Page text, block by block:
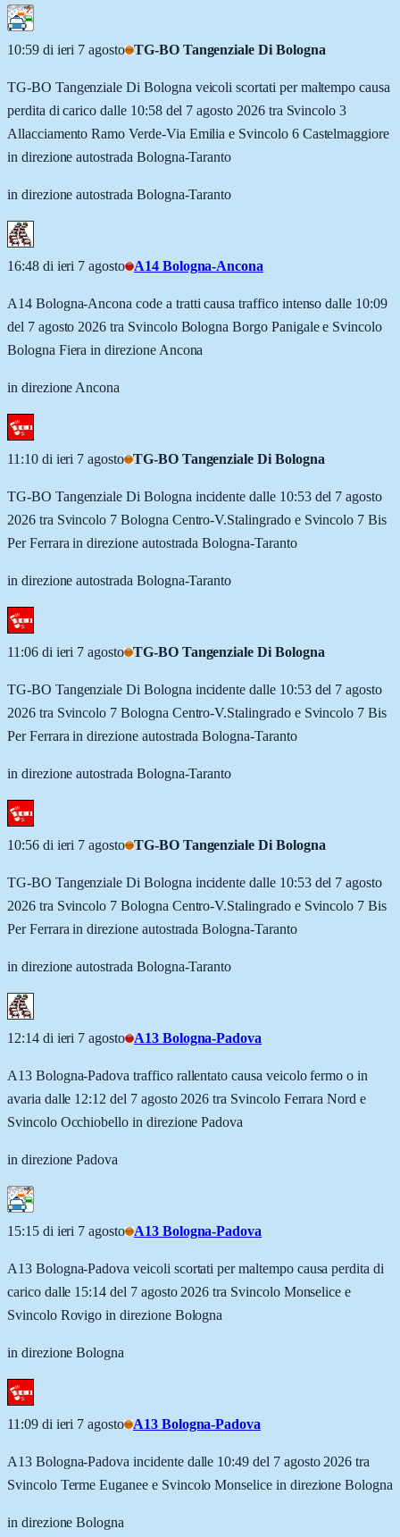
10:59 di ieri 7 agosto TG-BO Tangenziale Di Bologna
TG-BO Tangenziale Di Bologna veicoli scortati per maltempo causa
perdita di carico dalle 10:58 del 7 agosto 2026 tra Svincolo 3
Allacciamento Ramo Verde-Via Emilia e Svincolo 6 Castelmaggiore
in direzione autostrada Bologna-Taranto
in direzione autostrada Bologna-Taranto
16:48 di ieri 7 agosto A14 Bologna-Ancona
A14 Bologna-Ancona code a tratti causa traffico intenso dalle 10:09
del 7 agosto 2026 tra Svincolo Bologna Borgo Panigale e Svincolo
Bologna Fiera in direzione Ancona
in direzione Ancona
11:10 di ieri 7 agosto TG-BO Tangenziale Di Bologna
TG-BO Tangenziale Di Bologna incidente dalle 10:53 del 7 agosto
2026 tra Svincolo 7 Bologna Centro-V.Stalingrado e Svincolo 7 Bis
Per Ferrara in direzione autostrada Bologna-Taranto
in direzione autostrada Bologna-Taranto
11:06 di ieri 7 agosto TG-BO Tangenziale Di Bologna
TG-BO Tangenziale Di Bologna incidente dalle 10:53 del 7 agosto
2026 tra Svincolo 7 Bologna Centro-V.Stalingrado e Svincolo 7 Bis
Per Ferrara in direzione autostrada Bologna-Taranto
in direzione autostrada Bologna-Taranto
10:56 di ieri 7 agosto TG-BO Tangenziale Di Bologna
TG-BO Tangenziale Di Bologna incidente dalle 10:53 del 7 agosto
2026 tra Svincolo 7 Bologna Centro-V.Stalingrado e Svincolo 7 Bis
Per Ferrara in direzione autostrada Bologna-Taranto
in direzione autostrada Bologna-Taranto
12:14 di ieri 7 agosto A13 Bologna-Padova
A13 Bologna-Padova traffico rallentato causa veicolo fermo o in
avaria dalle 12:12 del 7 agosto 2026 tra Svincolo Ferrara Nord e
Svincolo Occhiobello in direzione Padova
in direzione Padova
15:15 di ieri 7 agosto A13 Bologna-Padova
A13 Bologna-Padova veicoli scortati per maltempo causa perdita di
carico dalle 15:14 del 7 agosto 2026 tra Svincolo Monselice e
Svincolo Rovigo in direzione Bologna
in direzione Bologna
11:09 di ieri 7 agosto A13 Bologna-Padova
A13 Bologna-Padova incidente dalle 10:49 del 7 agosto 2026 tra
Svincolo Terme Euganee e Svincolo Monselice in direzione Bologna
in direzione Bologna